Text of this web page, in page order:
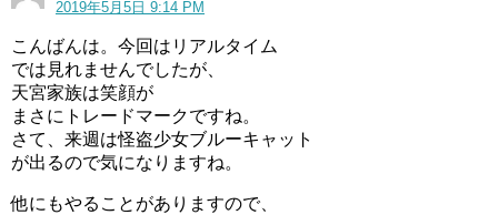
2019年5月5日 9:14 PM
こんばんは。今回はリアルタイム
では見れませんでしたが、
天宮家族は笑顔が
まさにトレードマークですね。
さて、来週は怪盗少女ブルーキャット
が出るので気になりますね。
他にもやることがありますので、